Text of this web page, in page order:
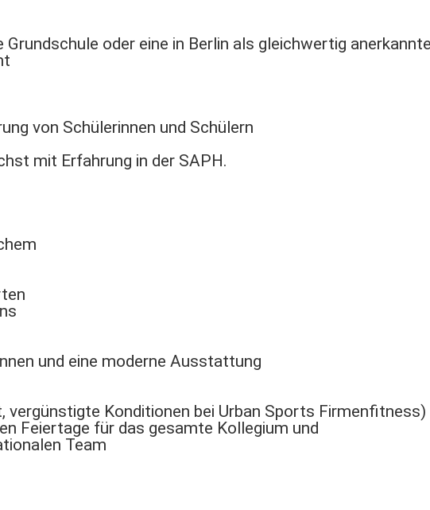
oder eine in Berlin als gleichwertig
von Schülerinnen und Schülern
mit Erfahrung in der SAPH.
und eine moderne Ausstattung
Konditionen bei Urban Sports Firmenfitness)
Feiertage für das gesamte Kollegium und
Team